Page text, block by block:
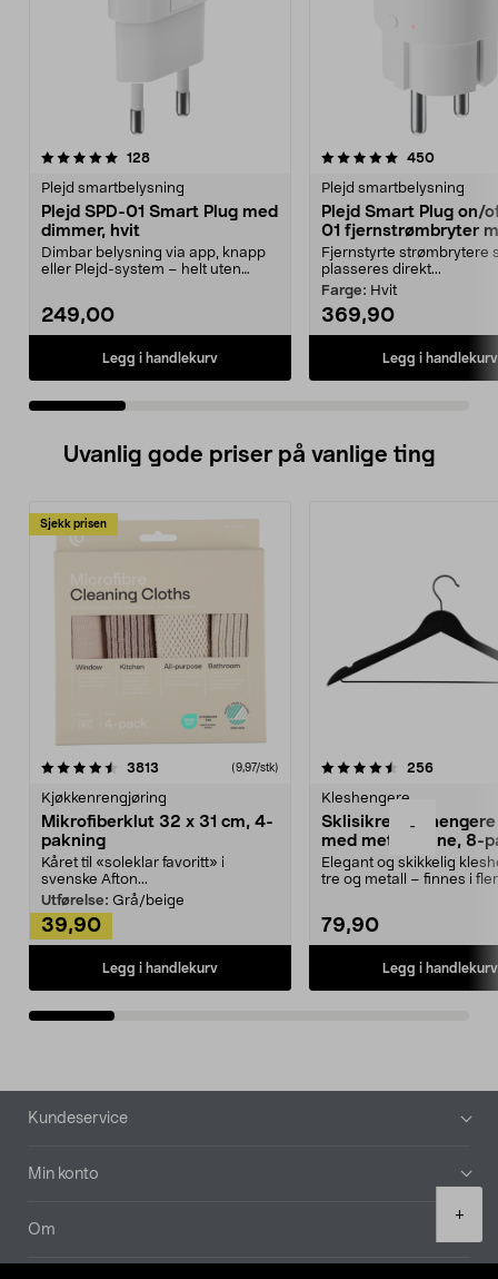
-
+
128anmeldelser
Plejd smartbelysning
Plejd SPD-01 Smart Plug med
dimmer, hvit
Dimbar belysning via app, knapp
eller Plejd-system – helt uten
249,00
Legg i handlekurv
5.0 av 5 stjerner 450
Plejd smartbelysning
Plejd Smart Plug on/
01 fjernstrømbryter
Bluetooth
Fjernstyrte strømbrytere
plasseres direkt...
Farge: Hvit
369,90
Legg i handlekurv
5.0 av 5 stjerner
Uvanlig gode priser på vanlige ting
Sjekk prisen
3813 anmeldelser(9,97/stk)
Kjøkkenrengjøring
Mikrofiberklut 32 x 31 cm, 4-
pakning
Kåret til «soleklar favoritt» i
svenske Afton...
Utførelse: Grå/beige
39,90
Legg i handlekurv
4.5av 5 stjerner 256
Kleshengere
Sklisikre
med metallpinne, 8-
Elegant og skikkelig
tre og metall – finnes i
79,90
Legg i handlekurv
4.5av 5 stjerner
Bunntekst
Kundeservice
Min konto
Om